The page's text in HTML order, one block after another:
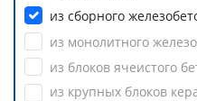
из сборного
из монолитного
из блоков ячеистого
из крупных блоков